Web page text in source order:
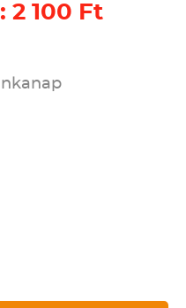
2 100 Ft